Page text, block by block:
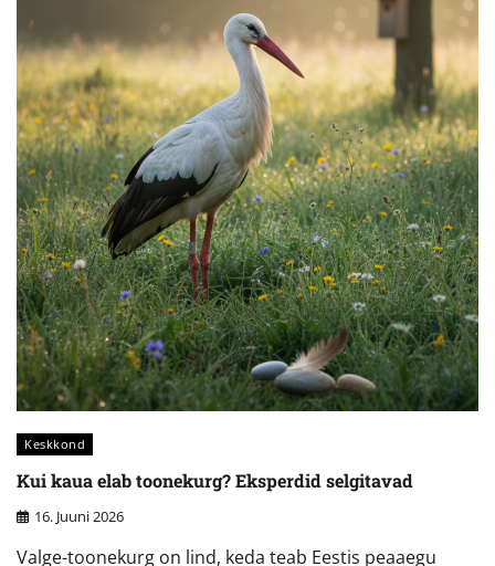
Keskkond
Kui kaua elab toonekurg? Eksperdid selgitavad
16. Juuni 2026
Valge-toonekurg on lind, keda teab Eestis peaaegu